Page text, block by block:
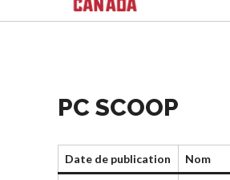
COMPTE
cherchez
Canada
Fondation et
Pickleball
récréatif
Semaine de
des bénévoles
2025
PC SCOOP
Date de publication Nom